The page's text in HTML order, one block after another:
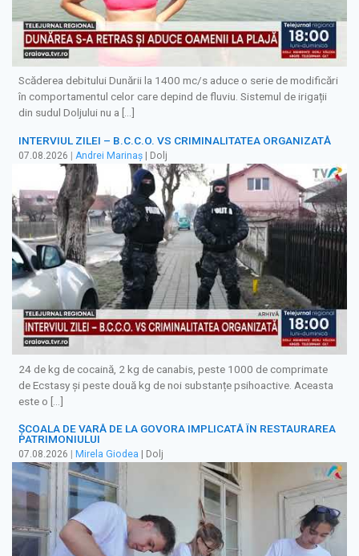
Scăderea debitului Dunării la 1400 mc/s aduce o serie de modificări
în comportamentul celor care depind de fluviu. Sistemul de irigații
din sudul Doljului nu a […]
INTERVIUL ZILEI – B.C.C.O. VS CRIMINALITATEA ORGANIZATĂ
07.08.2026 | Andrei Marinaș | Dolj
24 de kg de cocaină, 2 kg de canabis, peste 1000 de comprimate
de Ecstasy și peste două kg de noi substanțe psihoactive. Aceasta
este o […]
ȘCOALA DE VARĂ DE LA GOVORA IMPLICATĂ ÎN RESTAURAREA
PATRIMONIULUI
07.08.2026 Mirela Giodea | Dolj